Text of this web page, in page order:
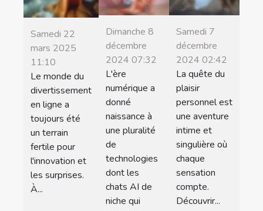
Samedi 22
mars 2025
11:10
Le monde du
divertissement
en ligne a
toujours été
un terrain
fertile pour
l'innovation et
les surprises.
À...
Dimanche 8
décembre
2024 07:32
L'ère
numérique a
donné
naissance à
une pluralité
de
technologies
dont les
chats AI de
niche qui
Samedi 7
décembre
2024 02:42
La quête du
plaisir
personnel est
une aventure
intime et
singulière où
chaque
sensation
compte.
Découvrir...